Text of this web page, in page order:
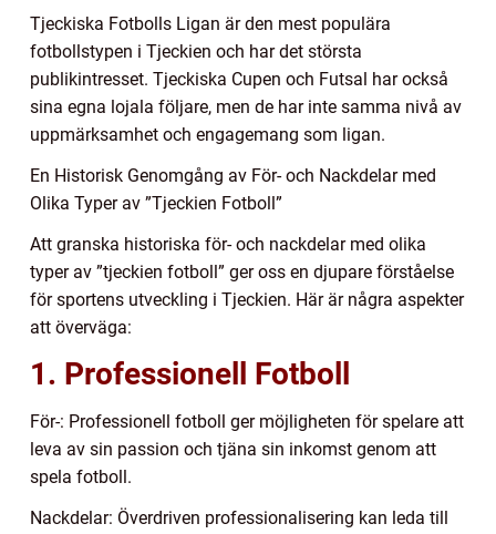
Tjeckiska Fotbolls Ligan är den mest populära
fotbollstypen i Tjeckien och har det största
publikintresset. Tjeckiska Cupen och Futsal har också
sina egna lojala följare, men de har inte samma nivå av
uppmärksamhet och engagemang som ligan.
En Historisk Genomgång av För- och Nackdelar med
Olika Typer av ”Tjeckien Fotboll”
Att granska historiska för- och nackdelar med olika
typer av ”tjeckien fotboll” ger oss en djupare förståelse
för sportens utveckling i Tjeckien. Här är några aspekter
att överväga:
1. Professionell Fotboll
För-: Professionell fotboll ger möjligheten för spelare att
leva av sin passion och tjäna sin inkomst genom att
spela fotboll.
Nackdelar: Överdriven professionalisering kan leda till